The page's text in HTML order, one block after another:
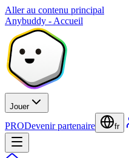
Aller au contenu principal
Anybuddy - Accueil
Jouer
PRODevenir partenaire fr